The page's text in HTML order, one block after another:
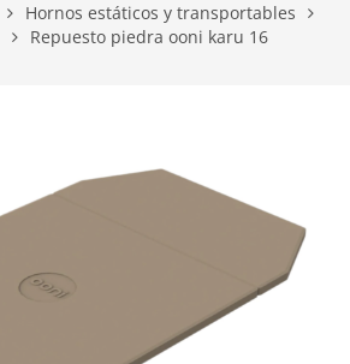
Hornos estáticos y transportables
Repuesto piedra ooni karu 16